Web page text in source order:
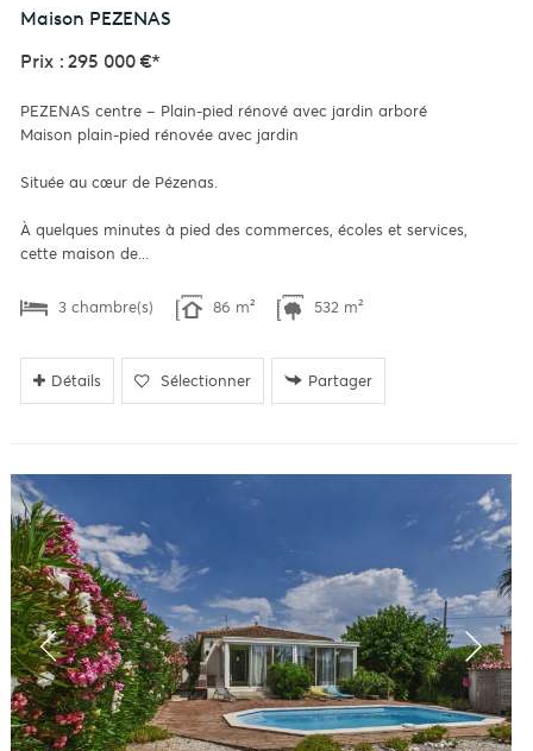
Maison PEZENAS
Prix : 295 000 €*
PEZENAS centre – Plain-pied rénové avec jardin arboré
Maison plain-pied rénovée avec jardin
Située au cœur de Pézenas.
À quelques minutes à pied des commerces, écoles et services,
cette maison de...
3 chambre(s) 86 m² 532 m²
Détails Sélectionner Partager